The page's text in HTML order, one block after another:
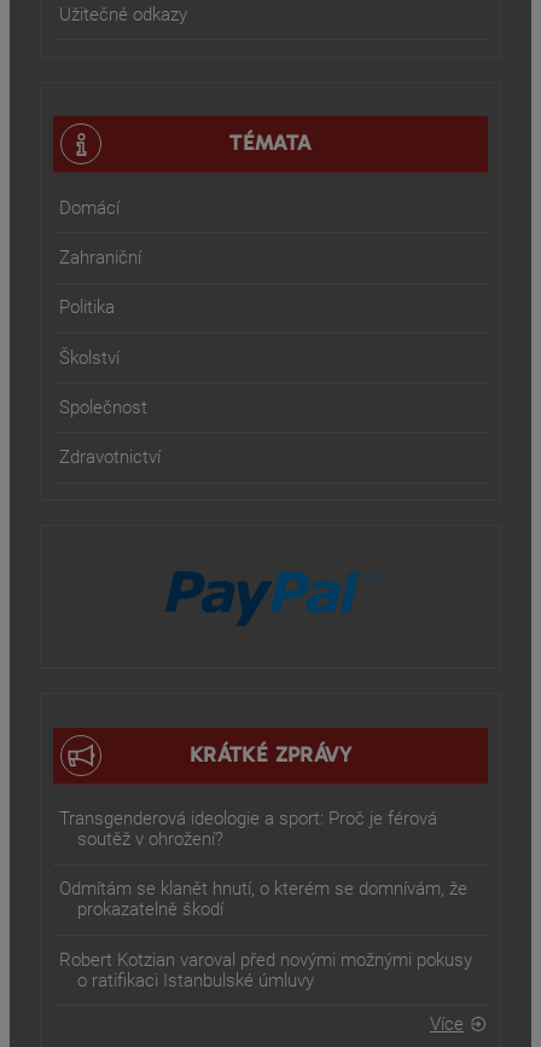
Užitečné odkazy
TÉMATA
Domácí
Zahraniční
Politika
Školství
Společnost
Zdravotnictví
KRÁTKÉ ZPRÁVY
Transgenderová ideologie a sport: Proč je férová
soutěž v ohrožení?
Odmítám se klanět hnutí, o kterém se domnívám, že
prokazatelně škodí
Robert Kotzian varoval před novými možnými pokusy
o ratifikaci Istanbulské úmluvy
Více